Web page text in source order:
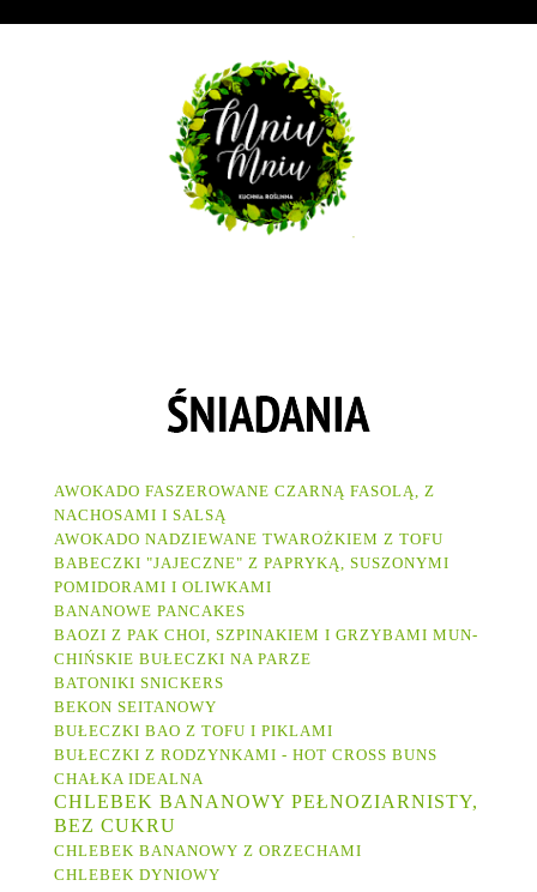
AWOKADO FASZEROWANE CZARNĄ FASOLĄ, Z
NACHOSAMI I SALSĄ
AWOKADO NADZIEWANE TWAROŻKIEM Z TOFU
BABECZKI "JAJECZNE" Z PAPRYKĄ, SUSZONYMI
POMIDORAMI I OLIWKAMI
BANANOWE PANCAKES
BAOZI Z PAK CHOI, SZPINAKIEM I GRZYBAMI MUN-
CHIŃSKIE BUŁECZKI NA PARZE
BATONIKI SNICKERS
BEKON SEITANOWY
BUŁECZKI BAO Z TOFU I PIKLAMI
BUŁECZKI Z RODZYNKAMI - HOT CROSS BUNS
CHAŁKA IDEALNA
CHLEBEK BANANOWY PEŁNOZIARNISTY,
BEZ CUKRU
CHLEBEK BANANOWY Z ORZECHAMI
CHLEBEK DYNIOWY